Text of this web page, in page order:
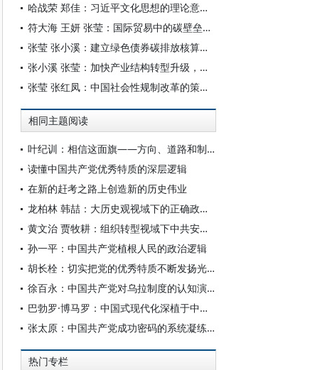
哈战荣 郑佳：习近平文化思想的理论意蕴探赜
符大海 王妍 张莹：国际贸易中的碳壁垒：发展趋势、影响及中国对策
张莹 张小溪：建立绿色债券碳排放核算体系的思路及建议——基于“双碳”目标背景
张小溪 张莹：加快产业结构转型升级，积极稳妥推进碳达峰碳中和
张莹 张红凤：中国社会性规制改革的策略选择——基于改革实践与特征
相同主题阅读
叶纪训：相信这面旗——方向、道路和制度上擎起党的一面旗
读懂中国共产党优秀特质的深层逻辑
在新的赶考之路上创造新的历史伟业
龙柏林 韩喆：大历史观视域下的正确政绩观
黄文治 贾牧耕：组织转型视域下中共安徽省临时委员会的“两建两废”（1927—1931）
孙一平：中国共产党植根人民的政治逻辑
胡长栓：切实把党的优秀特质不断发扬光大
徐百永：中国共产党对乌拉制度的认知演变与西藏民主改革
巴勃罗·博马罗：中国式现代化深植于中国共产党的系统性规划与全方位治理实践
张太原：中国共产党成功密码的系统凝练与理论升华
热门专栏